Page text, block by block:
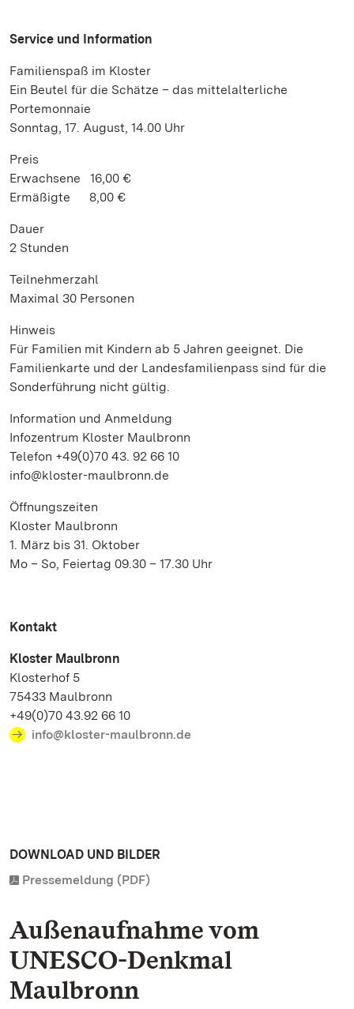
Service und Information
Familienspaß im Kloster
Ein Beutel für die Schätze – das mittelalterliche
Portemonnaie
Sonntag, 17. August, 14.00 Uhr
Preis
Erwachsene 16,00 €
Ermäßigte 8,00 €
Dauer
2 Stunden
Teilnehmerzahl
Maximal 30 Personen
Hinweis
Für Familien mit Kindern ab 5 Jahren geeignet. Die
Familienkarte und der Landesfamilienpass sind für die
Sonderführung nicht gültig.
Information und Anmeldung
Infozentrum Kloster Maulbronn
Telefon +49(0)70 43. 92 66 10
info@kloster-maulbronn.de
Öffnungszeiten
Kloster Maulbronn
1. März bis 31. Oktober
Mo – So, Feiertag 09.30 – 17.30 Uhr
Kontakt
Kloster Maulbronn
Klosterhof 5
75433 Maulbronn
+49(0)70 43.92 66 10
info@kloster-maulbronn.de
DOWNLOAD UND BILDER
Pressemeldung (PDF)
Außenaufnahme vom
UNESCO-Denkmal
Maulbronn